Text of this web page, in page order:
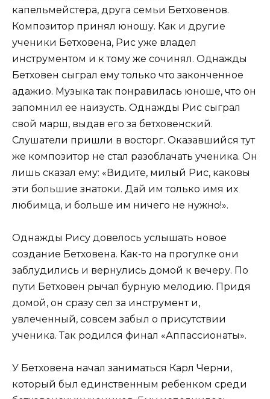
капельмейстера, друга семьи Бетховенов.
Композитор принял юношу. Как и другие
ученики Бетховена, Рис уже владел
инструментом и к тому же сочинял. Однажды
Бетховен сыграл ему только что законченное
адажио. Музыка так понравилась юноше, что он
запомнил ее наизусть. Однажды Рис сыграл
свой марш, выдав его за бетховенский.
Слушатели пришли в восторг. Оказавшийся тут
же композитор не стал разоблачать ученика. Он
лишь сказал ему: «Видите, милый Рис, каковы
эти большие знатоки. Дай им только имя их
любимца, и больше им ничего не нужно!».
Однажды Рису довелось услышать новое
создание Бетховена. Как-то на прогулке они
заблудились и вернулись домой к вечеру. По
пути Бетховен рычал бурную мелодию. Придя
домой, он сразу сел за инструмент и,
увлеченный, совсем забыл о присутствии
ученика. Так родился финал «Аппассионаты».
У Бетховена начал заниматься Карл Черни,
который был единственным ребенком среди